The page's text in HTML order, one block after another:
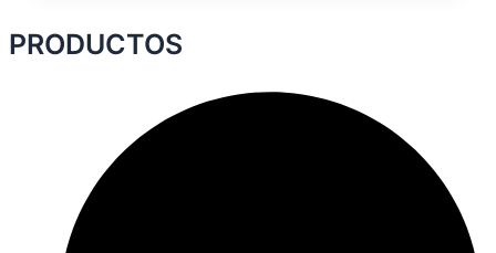
PRODUCTOS